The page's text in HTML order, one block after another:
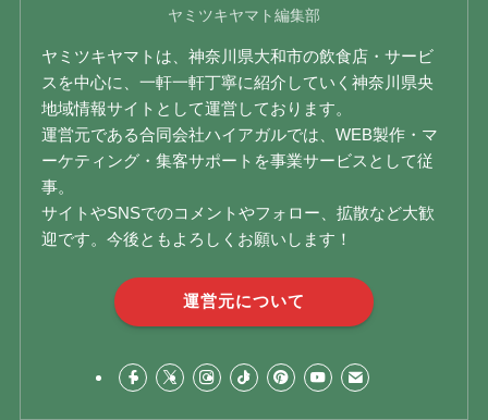
ヤミツキヤマト編集部
ヤミツキヤマトは、神奈川県大和市の飲食店・サービ
スを中心に、一軒一軒丁寧に紹介していく神奈川県央
地域情報サイトとして運営しております。
運営元である合同会社ハイアガルでは、WEB製作・マ
ーケティング・集客サポートを事業サービスとして従
事。
サイトやSNSでのコメントやフォロー、拡散など大歓
迎です。今後ともよろしくお願いします！
運営元について